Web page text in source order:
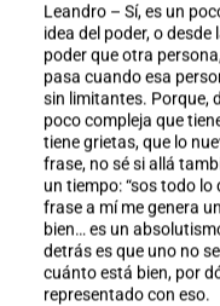
Leandro – Sí, es un
idea del poder, o
poder que otra
pasa cuando esa
sin limitantes. Porque,
poco compleja que
tiene grietas, que lo
frase, no sé si allá
un tiempo: “sos todo lo
frase a mí me genera
bien… es un
detrás es que uno no
cuánto está bien, por
representado con eso.